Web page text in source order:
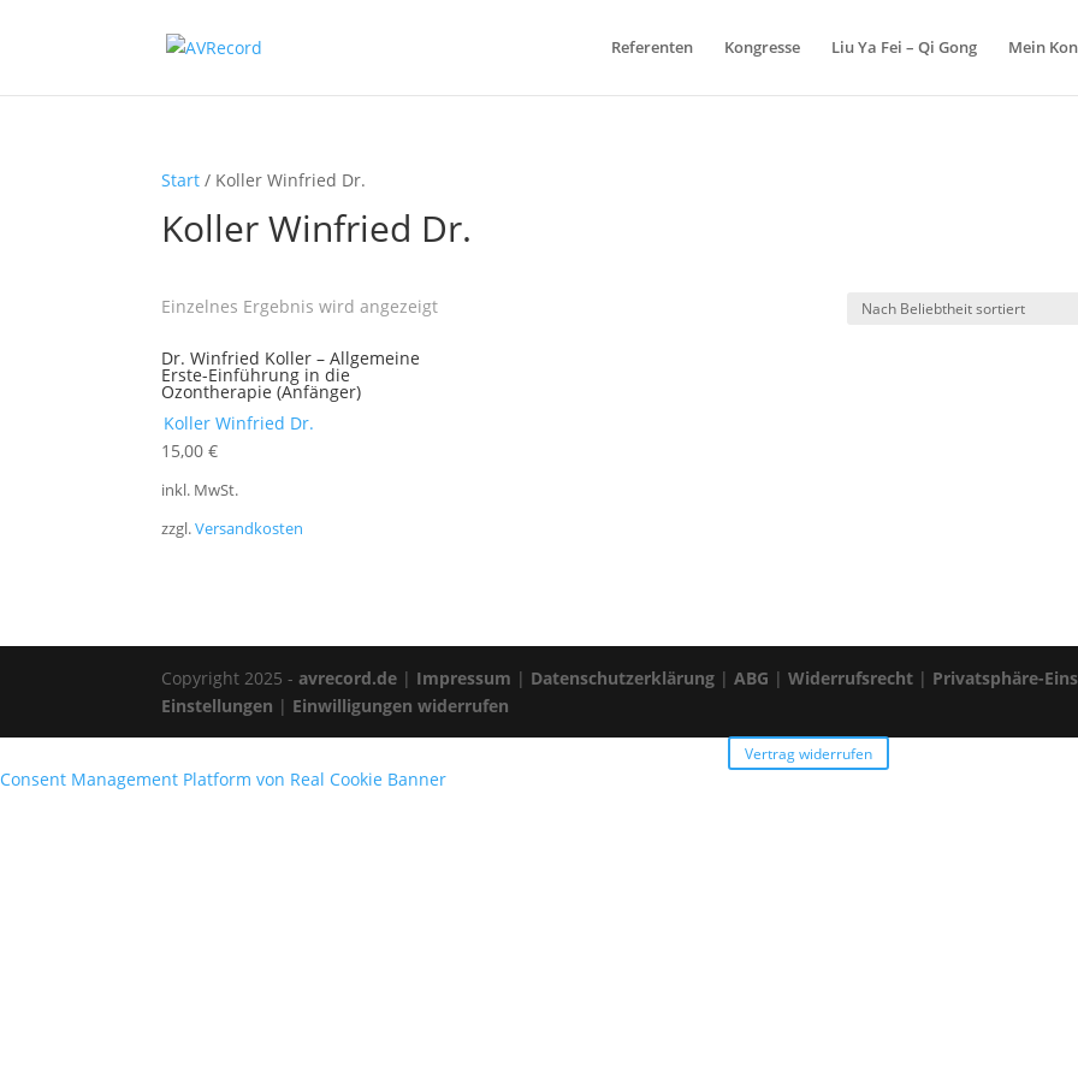
Referenten Kongresse Liu Ya Fei – Qi Gong Mein
Start / Koller Winfried Dr.
Koller Winfried Dr.
Einzelnes Ergebnis wird angezeigt
Dr. Winfried Koller – Allgemeine
Erste-Einführung in die
Ozontherapie (Anfänger)
Koller Winfried Dr.
15,00€
inkl. MwSt.
zzgl.Versandkosten
Copyright 2025 -avrecord.de | Impressum | Datenschutzerklärung |ABG |Widerrufsrecht | Privatsphäre-
Einstellungen | Einwilligungen widerrufen
Vertrag widerrufen
Consent Management Platform von Real Cookie Banner